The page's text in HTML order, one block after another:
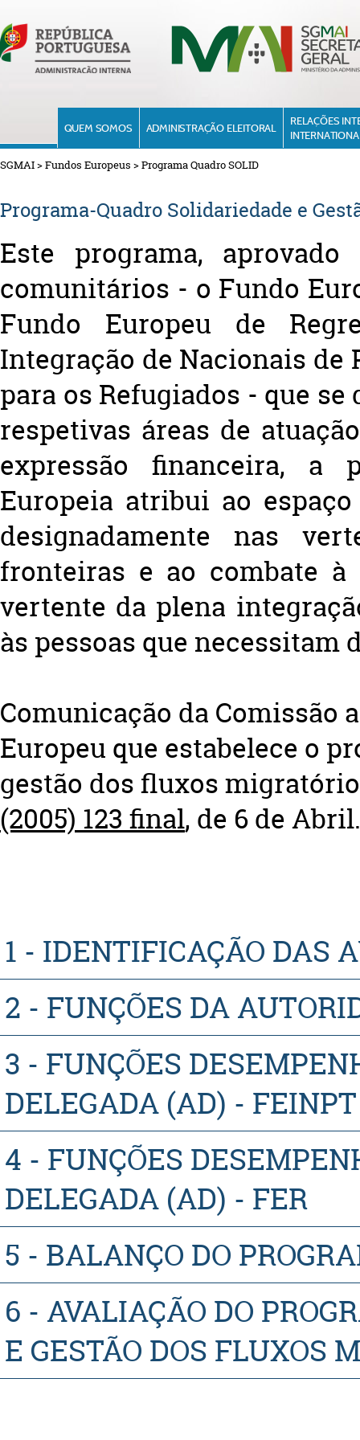
QUEM SOMOS ADMINISTRAÇÃO ELEITORAL
RELAÇÕES
SGMAI>Fundos Europeus >Programa Quadro SOLID
Programa-Quadro Solidariedade e
Este programa,
comunitários - o Fundo
Fundo Europeu de
Integração de Nacionais de
para os Refugiados - que
respetivas áreas de
expressão financeira, a
Europeia atribui ao
designadamente nas
fronteiras e ao combate
vertente da plena
às pessoas que
Comunicação da Comissão
Europeu que estabelece o
gestão dos fluxos
(2005) 123 final​, de 6 de Abril​.
1 - IDENTIFICAÇÃO DAS
2 - FUNÇÕES DA
3 - FUNÇÕES
DELEGADA (AD) - FEINPT
4 - FUNÇÕES
DELEGADA (AD) - FER
5 - BALANÇO DO
6 - AVALIAÇÃO DO
E GESTÃO DOS FLUXOS